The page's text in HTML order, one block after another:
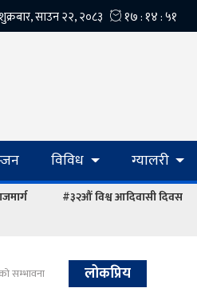
विविध ग्यालरी
#३२औं विश्व आदिवासी दिवस
सम्भावना लोकप्रिय